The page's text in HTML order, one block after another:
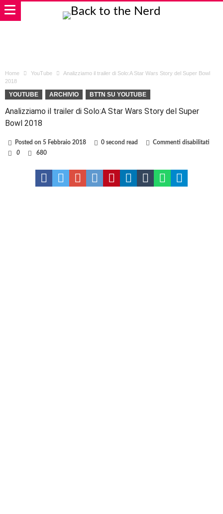
Home YouTube
Analizziamo il trailer di Solo:A Star Wars Story del Super Bowl
2018
YOUTUBE ARCHIVIO BTTN SU YOUTUBE
Analizziamo il trailer di Solo:A Star Wars Story del Super
Bowl 2018
Posted on 5 Febbraio 2018 0 second read Commenti disabilitati
0 680